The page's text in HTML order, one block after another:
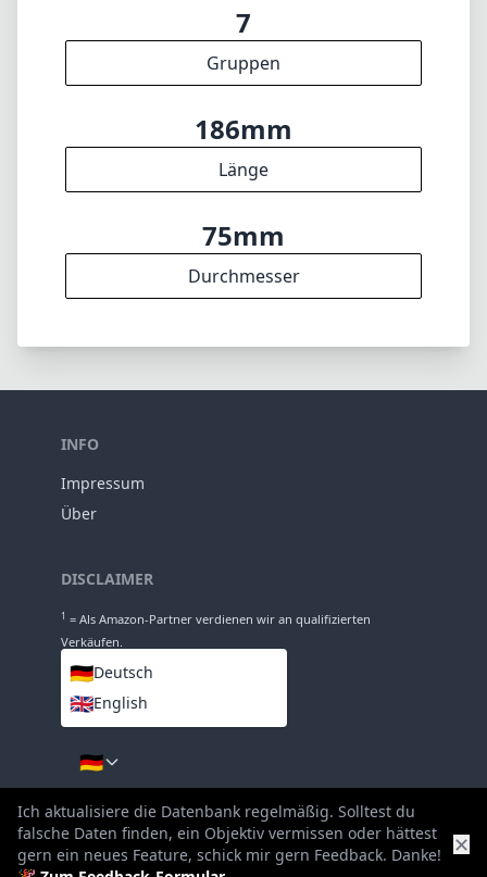
7
Gruppen
186mm
Länge
75mm
Durchmesser
INFO
Impressum
Über
DISCLAIMER
1 = Als Amazon-Partner verdienen wir an qualifizierten
Verkäufen.
SPRACHEN
🇩🇪
🇩🇪Deutsch
🇬🇧English
Ich aktualisiere die Datenbank regelmäßig. Solltest du
falsche Daten finden, ein Objektiv vermissen oder hättest
gern ein neues Feature, schick mir gern Feedback. Danke!
✕